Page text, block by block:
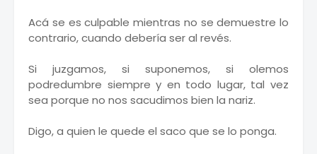
Acá se es culpable mientras no se demuestre lo
contrario, cuando debería ser al revés.
Si juzgamos, si suponemos, si olemos
podredumbre siempre y en todo lugar, tal vez
sea porque no nos sacudimos bien la nariz.
Digo, a quien le quede el saco que se lo ponga.